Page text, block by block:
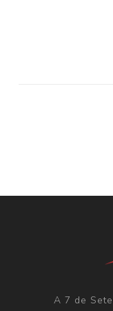
A 7 de